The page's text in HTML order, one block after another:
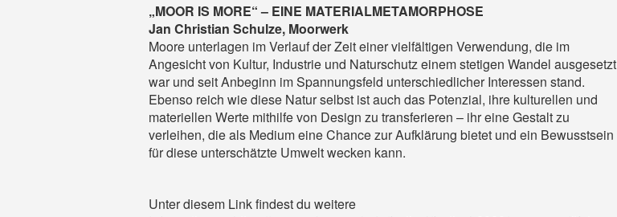
„MOOR IS MORE“ – EINE MATERIALMETAMORPHOSE
Jan Christian Schulze, Moorwerk
Moore unterlagen im Verlauf der Zeit einer vielfältigen Verwendung, die im
Angesicht von Kultur, Industrie und Naturschutz einem stetigen Wandel ausgesetzt
war und seit Anbeginn im Spannungsfeld unterschiedlicher Interessen stand.
Ebenso reich wie diese Natur selbst ist auch das Potenzial, ihre kulturellen und
materiellen Werte mithilfe von Design zu transferieren – ihr eine Gestalt zu
verleihen, die als Medium eine Chance zur Aufklärung bietet und ein Bewusstsein
für diese unterschätzte Umwelt wecken kann.
Unter diesem Link findest du weitere